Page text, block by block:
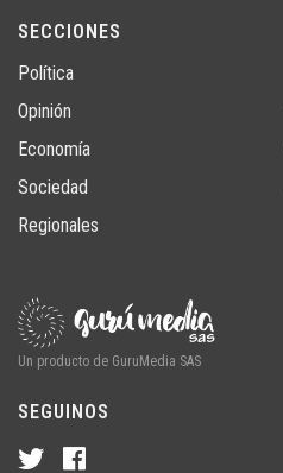
SECCIONES
Política
Opinión
Economía
Sociedad
Regionales
Un producto de GuruMedia SAS
SEGUINOS